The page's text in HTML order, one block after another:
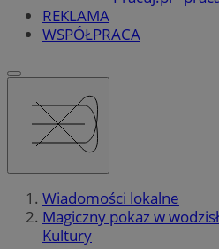
REKLAMA
WSPÓŁPRACA
Wiadomości lokalne
Magiczny pokaz w
Kultury